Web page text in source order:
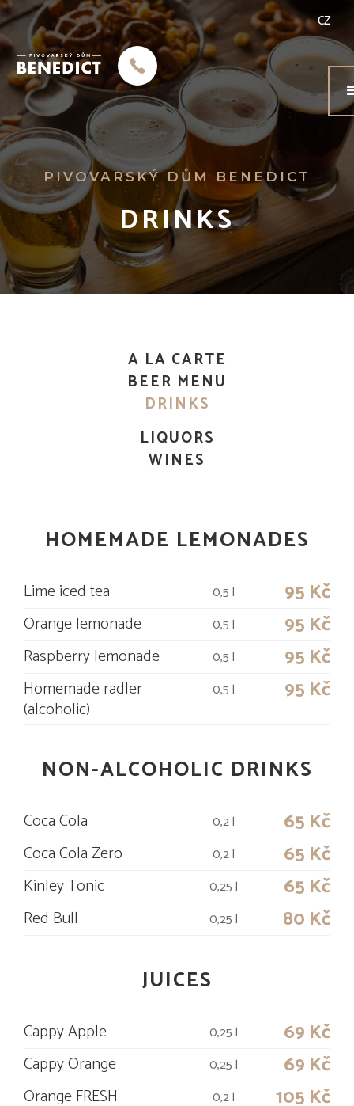
CZ
DRINKS
PIVOVARSKÝ DŮM BENEDICT
A LA CARTE
BEER MENU
DRINKS
LIQUORS
WINES
HOMEMADE LEMONADES
Lime iced tea 0,5 l 95 Kč
Orange lemonade 0,5 l 95 Kč
Raspberry lemonade 0,5 l 95 Kč
Homemade radler
(alcoholic)
0,5 l 95 Kč
NON-ALCOHOLIC DRINKS
Coca Cola 0,2 l 65 Kč
Coca Cola Zero 0,2 l 65 Kč
Kinley Tonic 0,25 l 65 Kč
Red Bull 0,25 l 80 Kč
JUICES
Cappy Apple 0,25 l 69 Kč
Cappy Orange 0,25 l 69 Kč
Orange FRESH 0,2 l 105 Kč